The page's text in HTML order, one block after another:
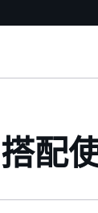
搭配